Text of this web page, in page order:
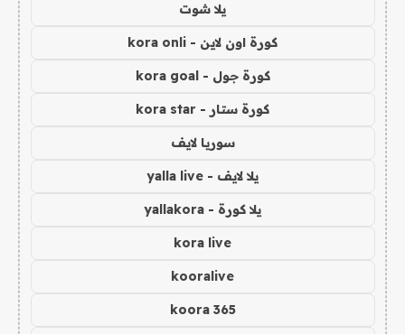
يلا شوت
كورة اون لاين - kora onli
كورة جول - kora goal
كورة ستار - kora star
سوريا لايف
يلا لايف - yalla live
يلا كورة - yallakora
kora live
kooralive
koora 365